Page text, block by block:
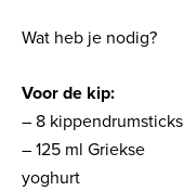
Wat heb je nodig?
Voor de kip:
– 8 kippendrumsticks
– 125 ml Griekse
yoghurt